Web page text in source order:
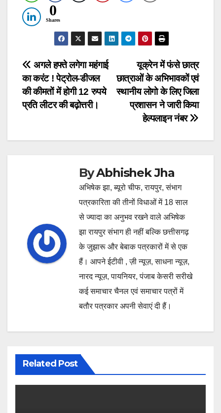
0
Shares
Post
navigation
यूक्रेन में फंसे छात्र
छात्राओं के अभिभावकों एवं
स्थानीय लोगो के लिए जिला
प्रशासन ने जारी किया
हेल्पलाइन नंबर
अगले हफ्ते लगेगा महंगाई
का करंट ! पेट्रोल-डीजल
की कीमतों में होगी 12 रुपये
प्रति लीटर की बढ़ोत्तरी।
ByAbhishek Jha
अभिषेक झा, ब्यूरो चीफ, रायपुर, संभाग
पत्रकारिता की तीनों विधाओं में 18 साल
से ज्यादा का अनुभव रखने वाले अभिषेक
झा रायपुर संभाग ही नहीं बल्कि छत्तीसगढ़
के जुझारू और बेबाक पत्रकारों में से एक
हैं। आपने ईटीवी , ज़ी न्यूज़, साधना न्यूज़,
नारद न्यूज़, पायनियर, पंजाब केसरी सरीखे
कई समाचार चैनल एवं समाचार पत्रों में
बतौर पत्रकार अपनी सेवाएं दी हैं।
Related Post